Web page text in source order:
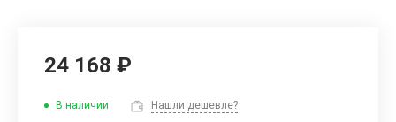
24 168 ₽
В наличии Нашли дешевле?